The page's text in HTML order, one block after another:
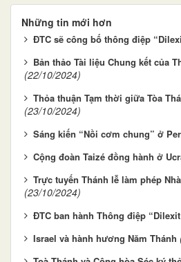
Những tin mới hơn
ĐTC sẽ công bố thông điệp
Bản thảo Tài liệu Chung kết của
(22/10/2024)
Thỏa thuận Tạm thời giữa Tòa
(23/10/2024)
Sáng kiến “Nồi cơm chung” ở
Cộng đoàn Taizé đồng hành ở
Trực tuyến Thánh lễ làm phép
(23/10/2024)
ĐTC ban hành Thông điệp
Israel và hành hương Năm Thánh